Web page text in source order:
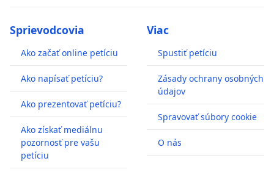
Sprievodcovia
Ako začať online petíciu
Ako napísať petíciu?
Ako prezentovať petíciu?
Ako získať mediálnu
pozornosť pre vašu
petíciu
Viac
Spustiť petíciu
Zásady ochrany osobných
údajov
Spravovať súbory cookie
O nás